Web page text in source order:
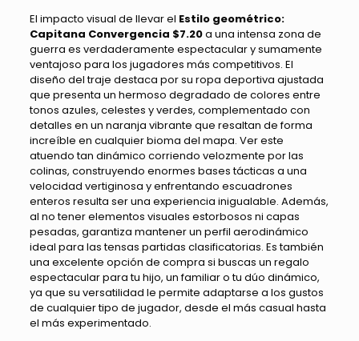
El impacto visual de llevar el Estilo geométrico:
Capitana Convergencia $7.20a una intensa zona de
guerra es verdaderamente espectacular y sumamente
ventajoso para los jugadores más competitivos. El
diseño del traje destaca por su ropa deportiva ajustada
que presenta un hermoso degradado de colores entre
tonos azules, celestes y verdes, complementado con
detalles en un naranja vibrante que resaltan de forma
increíble en cualquier bioma del mapa. Ver este
atuendo tan dinámico corriendo velozmente por las
colinas, construyendo enormes bases tácticas a una
velocidad vertiginosa y enfrentando escuadrones
enteros resulta ser una experiencia inigualable. Además,
al no tener elementos visuales estorbosos ni capas
pesadas, garantiza mantener un perfil aerodinámico
ideal para las tensas partidas clasificatorias. Es también
una excelente opción de compra si buscas un regalo
espectacular para tu hijo, un familiar o tu dúo dinámico,
ya que su versatilidad le permite adaptarse a los gustos
de cualquier tipo de jugador, desde el más casual hasta
el más experimentado.